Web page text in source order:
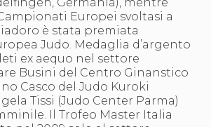
Aikido
Ju Jitsu
Sumo
Capoeira
Grappling
BJJ
Pankration
S'istrumpa
News
Europei svoltasi a
è stata premiata
Medaglia d’argento
ex aequo nel settore
Busini del Centro Ginanstico
Casco del Judo Kuroki
Tissi (Judo Center Parma)
Master Italia